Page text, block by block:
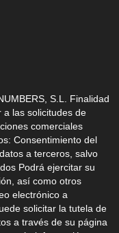
S.L. Finalidad
a las solicitudes de
comerciales
Consentimiento del
a terceros, salvo
Podrá ejercitar su
así como otros
electrónico a
solicitar la tutela de
a través de su página